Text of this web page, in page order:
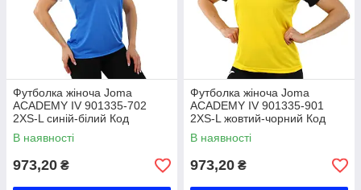
Футболка жіноча Joma
ACADEMY IV 901335-702
2XS-L синій-білий Код
901335-702
В наявності
973,20 ₴
Футболка жіноча Joma
ACADEMY IV 901335-901
2XS-L жовтий-чорний Код
901335-901
В наявності
973,20 ₴